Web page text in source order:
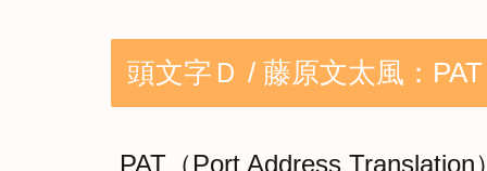
頭文字Ｄ / 藤原文太風：PAT
PAT（Port Address Translation